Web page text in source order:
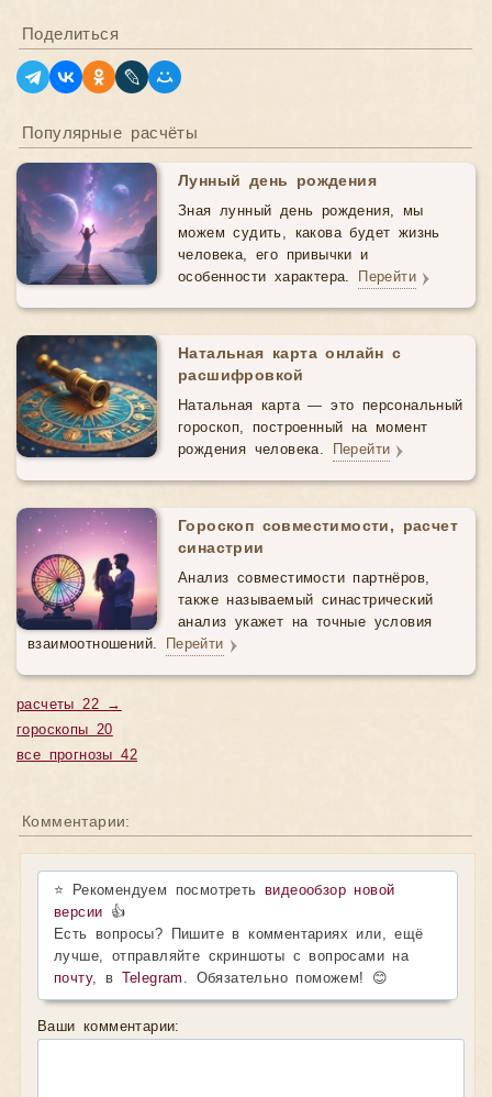
Поделиться
Популярные расчёты
Лунный день рождения
Зная лунный день рождения, мы
можем судить, какова будет жизнь
человека, его привычки и
особенности характера.
Перейти
Натальная карта онлайн с
расшифровкой
Натальная карта — это персональный
гороскоп, построенный на момент
рождения человека.
Перейти
Гороскоп совместимости, расчет
синастрии
Анализ совместимости партнёров,
также называемый синастрический
анализ укажет на точные условия
взаимоотношений.
Перейти
расчеты 22 →
гороскопы 20
все прогнозы 42
Комментарии:
⭐ Рекомендуем посмотретьвидеообзор новой
версии 👍
Есть вопросы? Пишите в комментариях или, ещё
лучше, отправляйте скриншоты с вопросами на
почту, в Telegram . Обязательно поможем! 😊
Ваши комментарии: